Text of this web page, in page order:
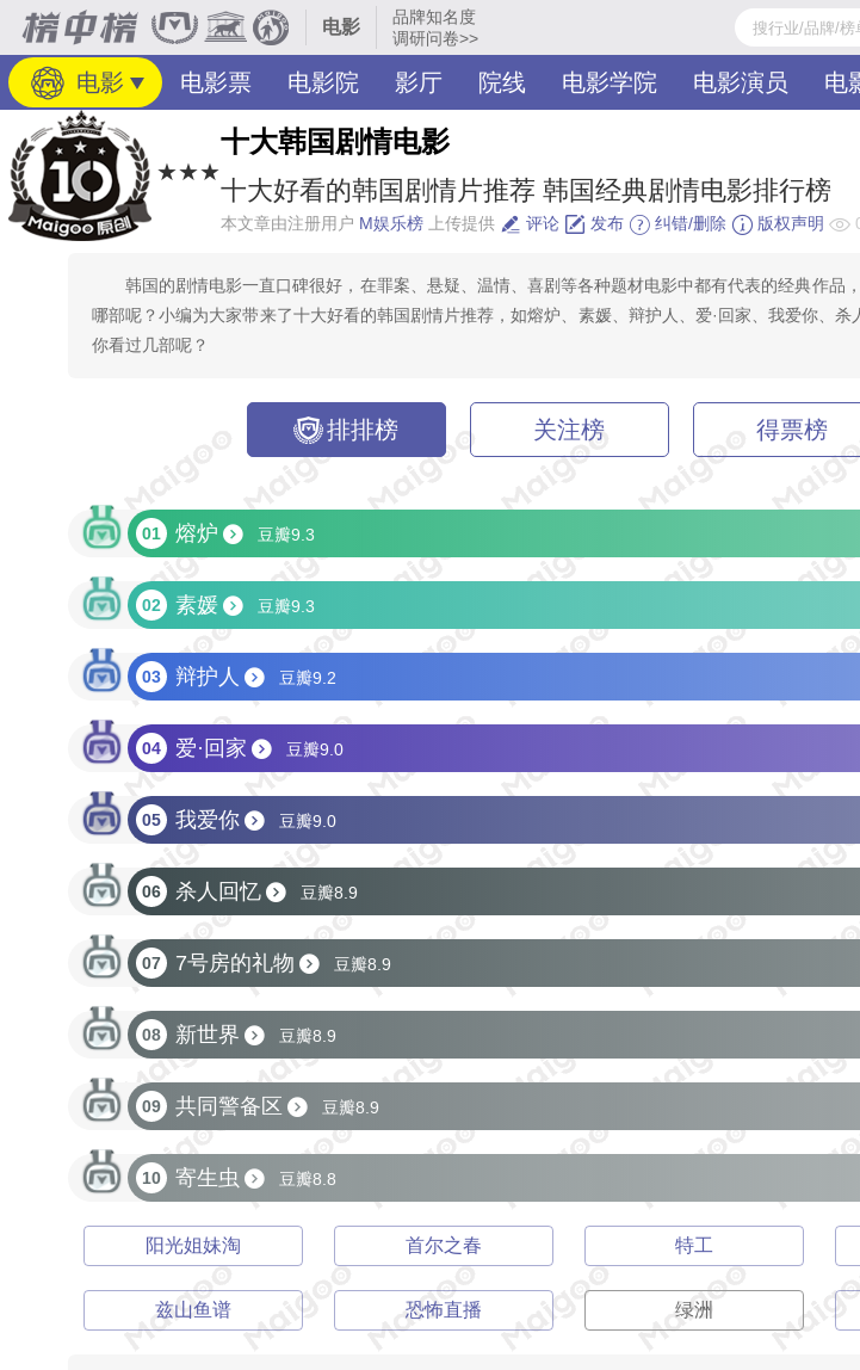
电影
品牌知名度
调研问卷>>
电影 电影票 电影院 影厅 院线 电影学院 电影演员 电
★★★
十大韩国剧情电影
十大好看的韩国剧情片推荐 韩国经典剧情电影排行榜
本文章由注册用户 M娱乐榜 上传提供 评论 发布 纠错/删除 版权声明
韩国的剧情电影一直口碑很好，在罪案、悬疑、温情、喜剧等各种题材电影中都有代表的经典作品
哪部呢？小编为大家带来了十大好看的韩国剧情片推荐，如熔炉、素媛、辩护人、爱·回家、我爱你、杀
你看过几部呢？
排排榜 关注榜 得票榜
01 熔炉 豆瓣9.3
02 素媛 豆瓣9.3
03 辩护人 豆瓣9.2
04 爱·回家 豆瓣9.0
05 我爱你 豆瓣9.0
06 杀人回忆 豆瓣8.9
07 7号房的礼物 豆瓣8.9
08 新世界 豆瓣8.9
09 共同警备区 豆瓣8.9
10 寄生虫 豆瓣8.8
阳光姐妹淘 首尔之春 特工
兹山鱼谱 恐怖直播 绿洲